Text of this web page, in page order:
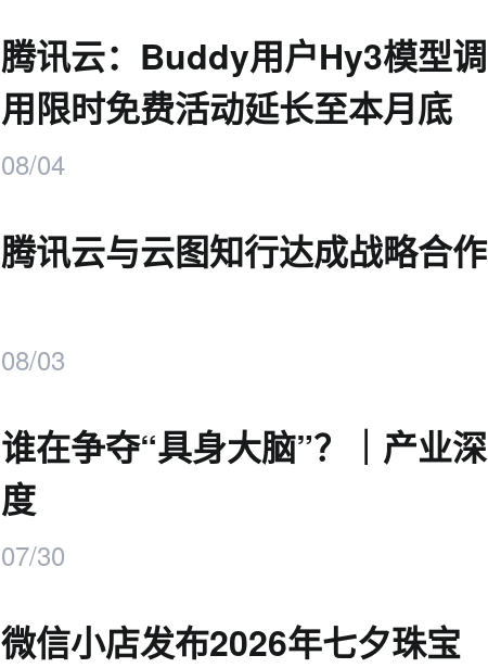
腾讯云：Buddy用户Hy3模型调
用限时免费活动延长至本月底
08/04
腾讯云与云图知行达成战略合作
08/03
谁在争夺“具身大脑”？｜产业深
度
07/30
微信小店发布2026年七夕珠宝